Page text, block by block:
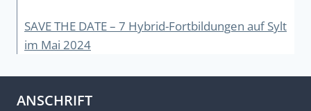
SAVE THE DATE – 7 Hybrid-Fortbildungen auf Sylt
im Mai 2024
ANSCHRIFT